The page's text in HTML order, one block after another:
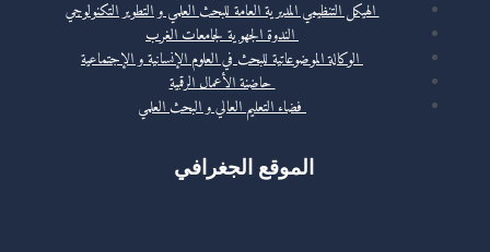
الهيكل التنظيمي المديرية العامة للبحث العلمي و التطوير التكنولوجي
الندوة الجهوية لجامعات الغرب
الوكالة الموضوعاتية للبحث في العلوم الإنسانية و الإجتماعية
حاضنة الأعمال الرقمية
فضاء التعليم العالي و البحث العلمي
الموقع الجغرافي